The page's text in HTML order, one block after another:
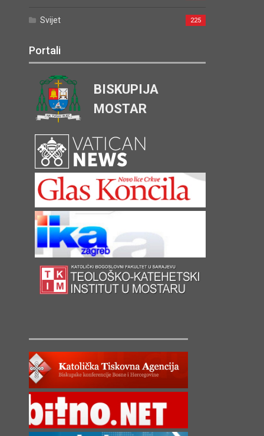
Svijet 225
Portali
BISKUPIJA
MOSTAR